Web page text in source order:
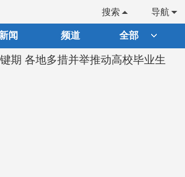
导航
搜索
新闻 频道 全部
期 各地多措并举推动高校毕业生